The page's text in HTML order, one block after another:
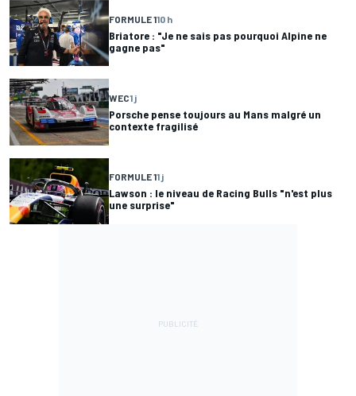
FORMULE 110 h
Briatore : "Je ne sais pas pourquoi Alpine ne
gagne pas"
WEC1 j
Porsche pense toujours au Mans malgré un
contexte fragilisé
FORMULE 11 j
Lawson : le niveau de Racing Bulls "n'est plus
une surprise"